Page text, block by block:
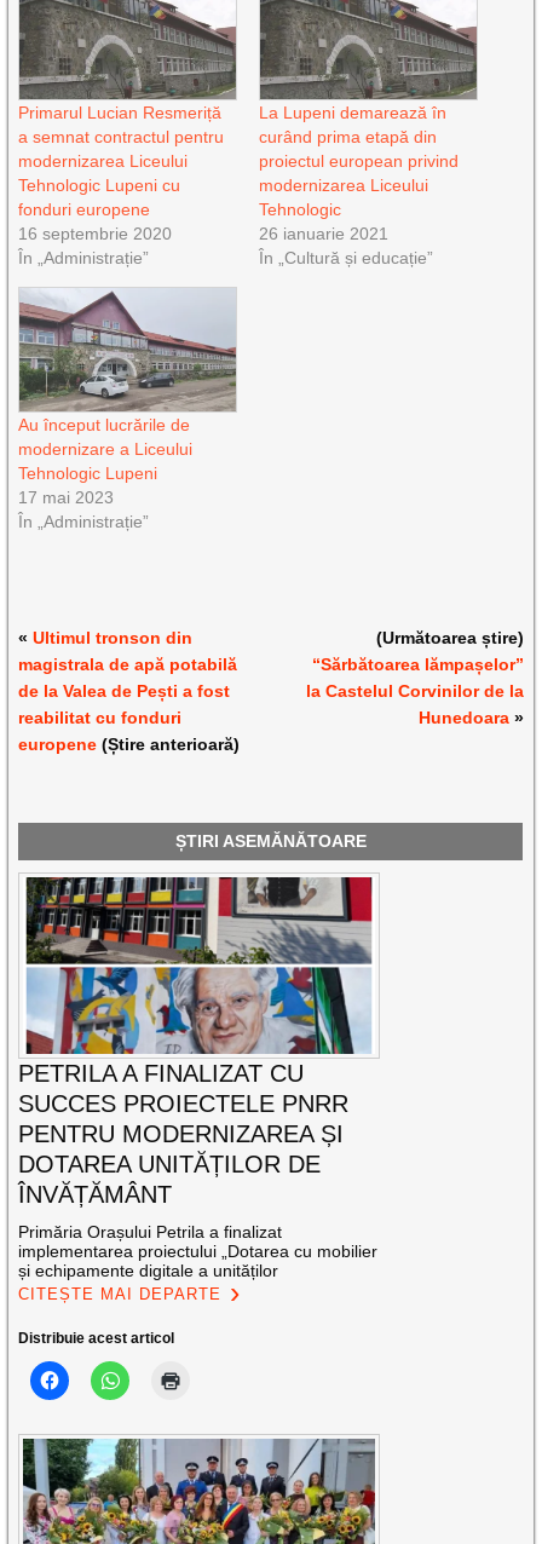
Primarul Lucian Resmeriță
a semnat contractul pentru
modernizarea Liceului
Tehnologic Lupeni cu
fonduri europene
16 septembrie 2020
În „Administrație”
La Lupeni demarează în
curând prima etapă din
proiectul european privind
modernizarea Liceului
Tehnologic
26 ianuarie 2021
În „Cultură și educație”
Au început lucrările de
modernizare a Liceului
Tehnologic Lupeni
17 mai 2023
În „Administrație”
«Ultimul tronson din
magistrala de apă potabilă
de la Valea de Pești a fost
reabilitat cu fonduri
europene (Știre anterioară)
(Următoarea știre)
“Sărbătoarea lămpașelor”
la Castelul Corvinilor de la
Hunedoara»
ȘTIRI ASEMĂNĂTOARE
PETRILA A FINALIZAT CU
SUCCES PROIECTELE PNRR
PENTRU MODERNIZAREA ȘI
DOTAREA UNITĂȚILOR DE
ÎNVĂȚĂMÂNT
Primăria Orașului Petrila a finalizat
implementarea proiectului „Dotarea cu mobilier
și echipamente digitale a unităților
CITEȘTE MAI DEPARTE
Distribuie acest articol